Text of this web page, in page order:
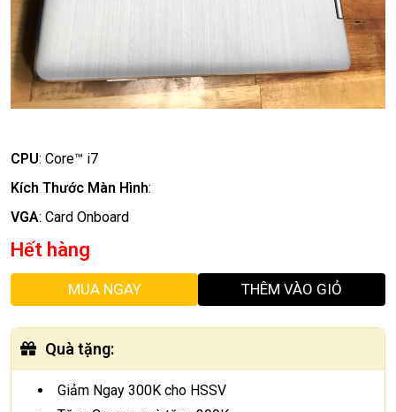
CPU: Core™ i7
Kích Thước Màn Hình:
VGA: Card Onboard
Hết hàng
MUA NGAY THÊM VÀO GIỎ
Quà tặng:
Giảm Ngay 300K cho HSSV